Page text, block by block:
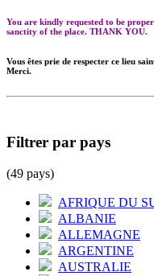
You are kindly requested to be
sanctity of the place. THANK YOU.
Vous êtes prie de respecter ce lieu
Merci.
Filtrer par pays
(49 pays)
AFRIQUE DU
ALBANIE
ALLEMAGNE
ARGENTINE
AUSTRALIE